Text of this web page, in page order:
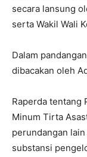
secara lansung
serta Wakil Wali
Dalam
dibacakan oleh
Raperda tentang
Minum Tirta
perundangan
substansi